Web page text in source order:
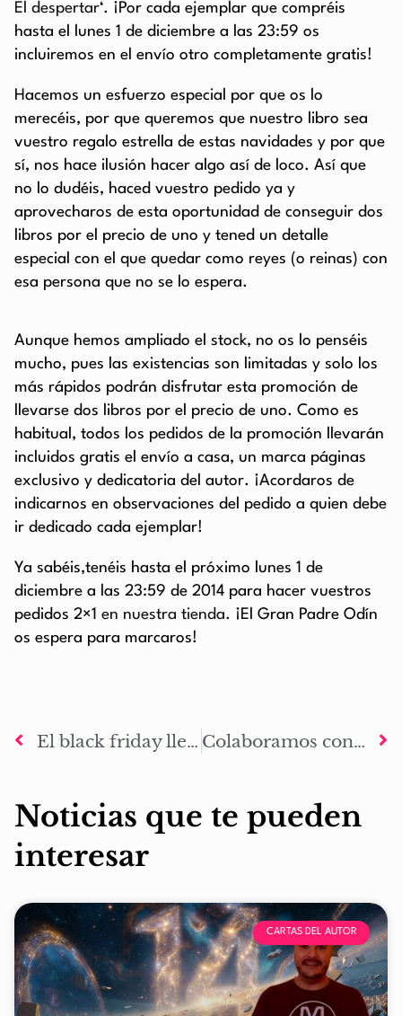
El despertar‘. ¡Por cada ejemplar que compréis
hasta el lunes 1 de diciembre a las 23:59 os
incluiremos en el envío otro completamente gratis!
Hacemos un esfuerzo especial por que os lo
merecéis, por que queremos que nuestro libro sea
vuestro regalo estrella de estas navidades y por que
sí, nos hace ilusión hacer algo así de loco. Así que
no lo dudéis, haced vuestro pedido ya y
aprovecharos de esta oportunidad de conseguir dos
libros por el precio de uno y tened un detalle
especial con el que quedar como reyes (o reinas) con
esa persona que no se lo espera.
Aunque hemos ampliado el stock, no os lo penséis
mucho, pues las existencias son limitadas y solo los
más rápidos podrán disfrutar esta promoción de
llevarse dos libros por el precio de uno. Como es
habitual, todos los pedidos de la promoción llevarán
incluidos gratis el envío a casa, un marca páginas
exclusivo y dedicatoria del autor. ¡Acordaros de
indicarnos en observaciones del pedido a quien debe
ir dedicado cada ejemplar!
Ya sabéis,tenéis hasta el próximo lunes 1 de
diciembre a las 23:59 de 2014 para hacer vuestros
pedidos 2×1 en nuestra tienda. ¡El Gran Padre Odín
os espera para marcaros!
El black friday llega a La Marca de Odín con un 2×1 en la edición impresa Colaboramos con la mircon 2014
Noticias que te pueden
interesar
CARTAS DEL AUTOR